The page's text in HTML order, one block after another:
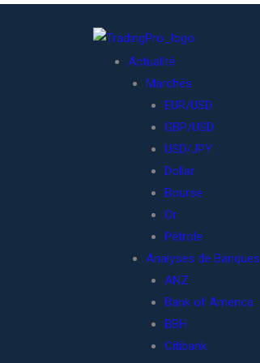
Actualité
Marchés
EUR/USD
GBP/USD
USD/JPY
Dollar
Bourse
Or
Pétrole
Analyses de Banques
ANZ
Bank of America
BBH
Citibank